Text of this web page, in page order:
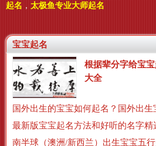
起名 ， 太极鱼专业大师起名
宝宝起名
根据辈分字给宝
大全
最新版宝宝起名方法和好听的名字精
南半球（澳洲/新西兰）出生宝宝五